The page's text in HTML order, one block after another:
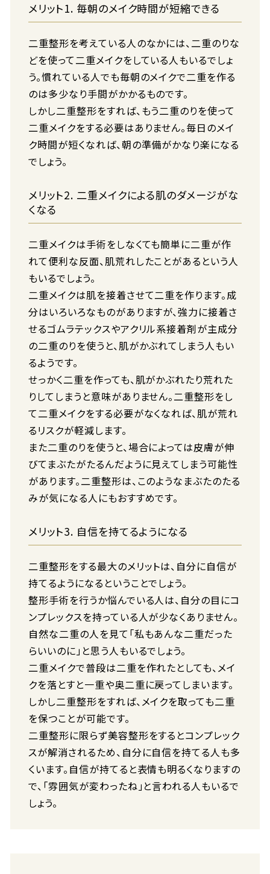
メリット1. 毎朝のメイク時間が短縮できる
二重整形を考えている人のなかには、二重のりな
どを使って二重メイクをしている人もいるでしょ
う。慣れている人でも毎朝のメイクで二重を作る
のは多少なり手間がかかるものです。
しかし二重整形をすれば、もう二重のりを使って
二重メイクをする必要はありません。毎日のメイ
ク時間が短くなれば、朝の準備がかなり楽になる
でしょう。
メリット2. 二重メイクによる肌のダメージがな
くなる
二重メイクは手術をしなくても簡単に二重が作
れて便利な反面、肌荒れしたことがあるという人
もいるでしょう。
二重メイクは肌を接着させて二重を作ります。成
分はいろいろなものがありますが、強力に接着さ
せるゴムラテックスやアクリル系接着剤が主成分
の二重のりを使うと、肌がかぶれてしまう人もい
るようです。
せっかく二重を作っても、肌がかぶれたり荒れた
りしてしまうと意味がありません。二重整形をし
て二重メイクをする必要がなくなれば、肌が荒れ
るリスクが軽減します。
また二重のりを使うと、場合によっては皮膚が伸
びてまぶたがたるんだように見えてしまう可能性
があります。二重整形は、このようなまぶたのたる
みが気になる人にもおすすめです。
メリット3. 自信を持てるようになる
二重整形をする最大のメリットは、自分に自信が
持てるようになるということでしょう。
整形手術を行うか悩んでいる人は、自分の目にコ
ンプレックスを持っている人が少なくありません。
自然な二重の人を見て「私もあんな二重だった
らいいのに」と思う人もいるでしょう。
二重メイクで普段は二重を作れたとしても、メイ
クを落とすと一重や奥二重に戻ってしまいます。
しかし二重整形をすれば、メイクを取っても二重
を保つことが可能です。
二重整形に限らず美容整形をするとコンプレック
スが解消されるため、自分に自信を持てる人も多
くいます。自信が持てると表情も明るくなりますの
で、「雰囲気が変わったね」と言われる人もいるで
しょう。